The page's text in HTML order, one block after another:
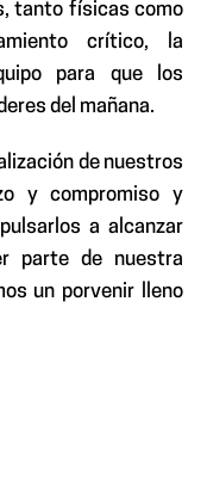
tanto físicas como
crítico, la
para que los
del mañana.
de nuestros
y compromiso y
a alcanzar
parte de nuestra
un porvenir lleno